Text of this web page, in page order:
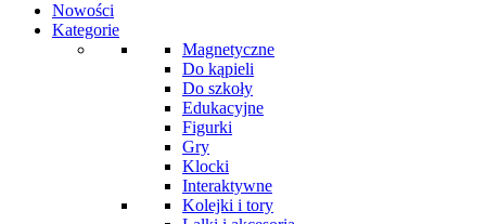
Nowości
Kategorie
Magnetyczne
Do kąpieli
Do szkoły
Edukacyjne
Figurki
Gry
Klocki
Interaktywne
Kolejki i tory